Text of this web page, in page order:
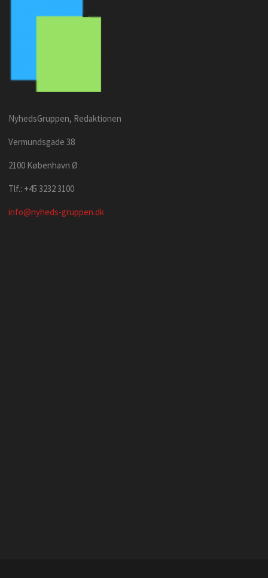
NyhedsGruppen, Redaktionen
Vermundsgade 38
2100 København Ø
Tlf.: +45 3232 3100
info@nyheds-gruppen.dk